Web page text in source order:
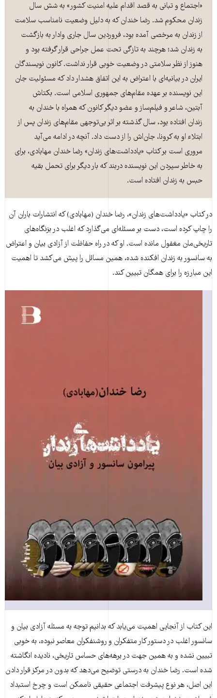
«اجتماع و تبانی به قصد اقدام علیه امنیت کشور» به شش سال
زندان محکوم شد. رضا خندان که به دلیل وضعیت نامناسب سلامت
از زندان به مرخصی آمده بود، فروردین سال جاری وادار به بازگشت
به زندان شد؛ هرچند به تازگی تحت عمل جراحی قرار گرفته بود و
هنوز از نظر سلامتی در وضعیت خوبی قرار نداشت. کانون نویسندگان
ایران در بیانیه‌ای با اعتراض به این اتفاق هشدار داد که مسئولیت جان
این نویسنده بر عهده مقام‌های جمهوری اسلامی است. بکتاش
آبتین، شاعر و فیلم‌ساز و عضو دیگر کانون که همراه با خندان به
زندان افتاده بود، سال گذشته بر اثر بی‌توجهی مقام‌های زندان پس از
ابتلاء او به کرونا، جان‌اش را از دست داد. آنچه در ادامه می‌آید
مروری است بر کتاب «یادداشت‌های زندان» رضا خندان مهابادی، برای
به خاطر سپردن این نویسنده دربند که بار دیگر برای تحمل بقیه
حبس به زندان افتاده است.
در کتاب «یادداشت‌های زندان»، رضا خندان (مهابادی) که انتشارات باران آن
را چاپ کرده است، دست بر مسئله‌ای می‌گذارد که اغلب در بزنگاه‌های
تاریخی‌مان مغفول مانده است. او که در راه حفاظت از آزادی بیان و اعتراض
به سانسور به زندان افکنده شده، همین مسائل را پیش می‌کشد تا اهمیت
این مبارزه‌ را برای همگان تبیین کند.
این کتاب از آنجایی اهمیت می‌یابد که بدانیم توجه به مسئله آزادی بیان و
سانسور اغلب در دستور کار متفکران و روشنفکران معاصر نبوده، به خوبی
تبیین نشده و به همین جهت در برهه‌های حساس تاریخی، نادیده انگاشته
شده است. رضا خندان به درستی توضیح می‌دهد که بدون در مرکز قرار دادن
این اصل، هر نوع پیشرفت اجتماعی حقیقی ناممکن است و چرخ استبداد